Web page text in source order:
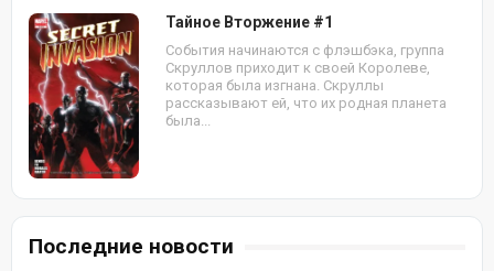
Тайное Вторжение #1
События начинаются с флэшбэка, группа
Скруллов приходит к своей Королеве,
которая была изгнана. Скруллы
рассказывают ей, что их родная планета
была...
Последние новости